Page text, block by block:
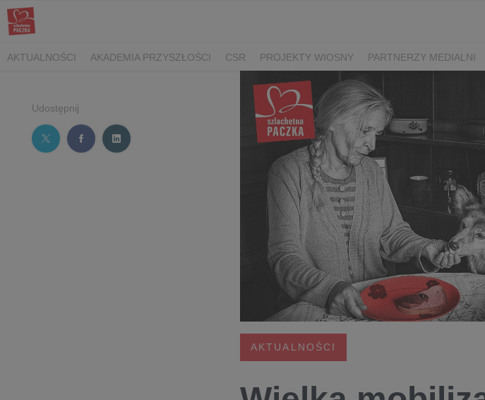
AKTUALNOŚCI AKADEMIA PRZYSZŁOŚCI CSR PROJEKTY WIOSNY PARTNERZY MEDIALNI
Udostępnij
AKTUALNOŚCI